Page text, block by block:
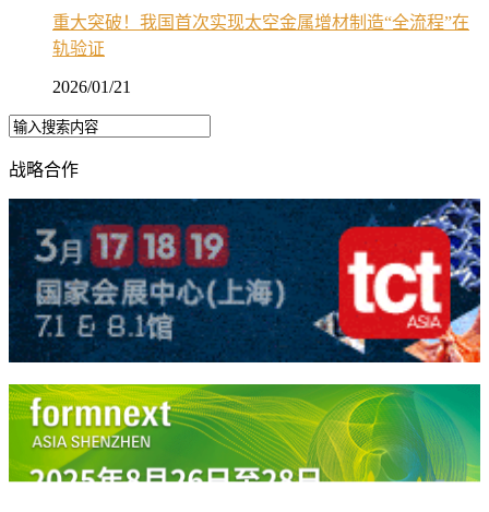
重大突破！我国首次实现太空金属增材制造“全流程”在
轨验证
2026/01/21
战略合作